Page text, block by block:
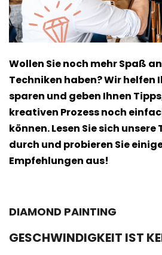
Wollen Sie noch mehr Spaß
Techniken haben? Wir helfen
sparen und geben Ihnen
kreativen Prozess noch
können. Lesen Sie sich
durch und probieren Sie
Empfehlungen aus!
DIAMOND PAINTING
GESCHWINDIGKEIT IST